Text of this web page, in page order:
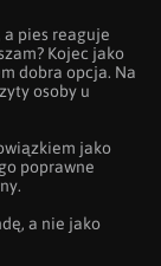
pies reaguje
Kojec jako
dobra opcja. Na
osoby u
jako
poprawne
a nie jako